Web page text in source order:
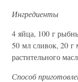
Ингредиенты
4 яйца, 100 г
50 мл сливок, 20 г
растительного
Способ